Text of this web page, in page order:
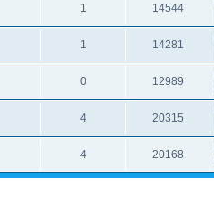
1 14544
1 14281
0 12989
4 20315
4 20168